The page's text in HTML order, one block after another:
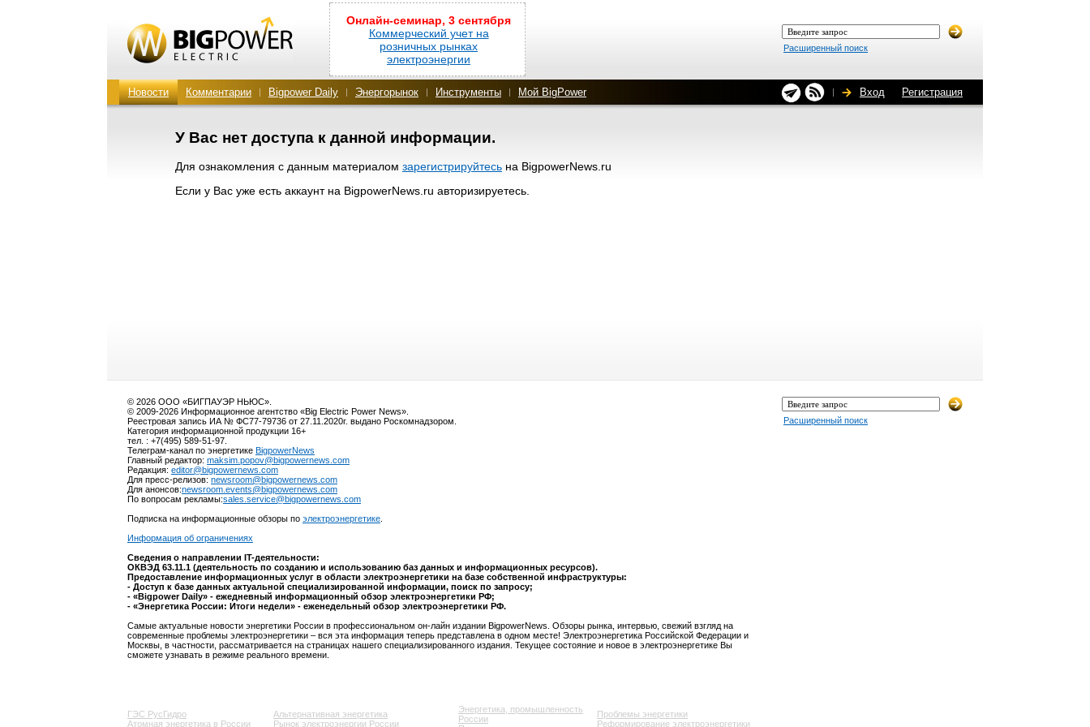
Онлайн-семинар, 3 сентября
Коммерческий учет на
розничных рынках
электроэнергии
Расширенный поиск
Новости Комментарии Bigpower Daily Энергорынок Инструменты Мой BigPower Вход Регистрация
У Вас нет доступа к данной информации.
Для ознакомления с данным материалом зарегистрируйтесь на BigpowerNews.ru
Если у Вас уже есть аккаунт на BigpowerNews.ru авторизируетесь.
© 2026 ООО «БИГПАУЭР НЬЮС».
© 2009-2026 Информационное агентство «Big Electric Power News».
Реестровая запись ИА № ФС77-79736 от 27.11.2020г. выдано Роскомнадзором.
Категория информационной продукции 16+
тел. : +7(495) 589-51-97.
Телеграм-канал по энергетике BigpowerNews
Главный редактор: maksim.popov@bigpowernews.com
Редакция: editor@bigpowernews.com
Для пресс-релизов: newsroom@bigpowernews.com
Для анонсов:newsroom.events@bigpowernews.com
По вопросам рекламы:sales.service@bigpowernews.com
Подписка на информационные обзоры по электроэнергетике
Информация об ограничениях
Сведения о направлении IT-деятельности:
ОКВЭД 63.11.1 (деятельность по созданию и использованию баз данных и информационных ресурсов).
Предоставление информационных услуг в области электроэнергетики на базе собственной инфраструктуры:
- Доступ к базе данных актуальной специализированной информации, поиск по запросу;
- «Bigpower Daily» - ежедневный информационный обзор электроэнергетики РФ;
- «Энергетика России: Итоги недели» - еженедельный обзор электроэнергетики РФ.
Самые актуальные новости энергетики России в профессиональном он-лайн издании BigpowerNews. Обзоры рынка, интервью, свежий взгляд на
современные проблемы электроэнергетики – вся эта информация теперь представлена в одном месте! Электроэнергетика Российской Федерации и
Москвы, в частности, рассматривается на страницах нашего специализированного издания. Текущее состояние и новое в электроэнергетике Вы
сможете узнавать в режиме реального времени.
ГЭС РусГидро
Атомная энергетика в России
Альтернативная энергетика
Рынок электроэнергии России
Энергетика, промышленность
России
Проблемы энергетики
Реформирование электроэнергетики
Расширенный поиск